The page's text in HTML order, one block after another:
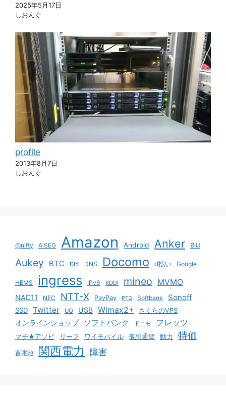
2025年5月17日
しおんぐ
profile
2013年8月7日
しおんぐ
@nifty AiSEG Amazon Android Anker au
Aukey BTC DIY DNS Docomo d払い Google
HEMS ingress IPv6 KDDI mineo MVMO
NAD11 NEC NTT-X PayPay PT3 Softbank Sonoff
SSD Twitter UQ USB Wimax2+ さくらのVPS
オンラインショップ ソフトバンク ドコモ フレッツ
マチ★アソビ リーフ ワイモバイル 仮想通貨 動力 特価
蓄電池 関西電力 障害